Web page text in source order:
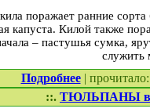
поражает ранние
капуста. Килой также
– пастушья сумка,
служить
Подробнее|
::. ТЮЛЬПАНЫ в